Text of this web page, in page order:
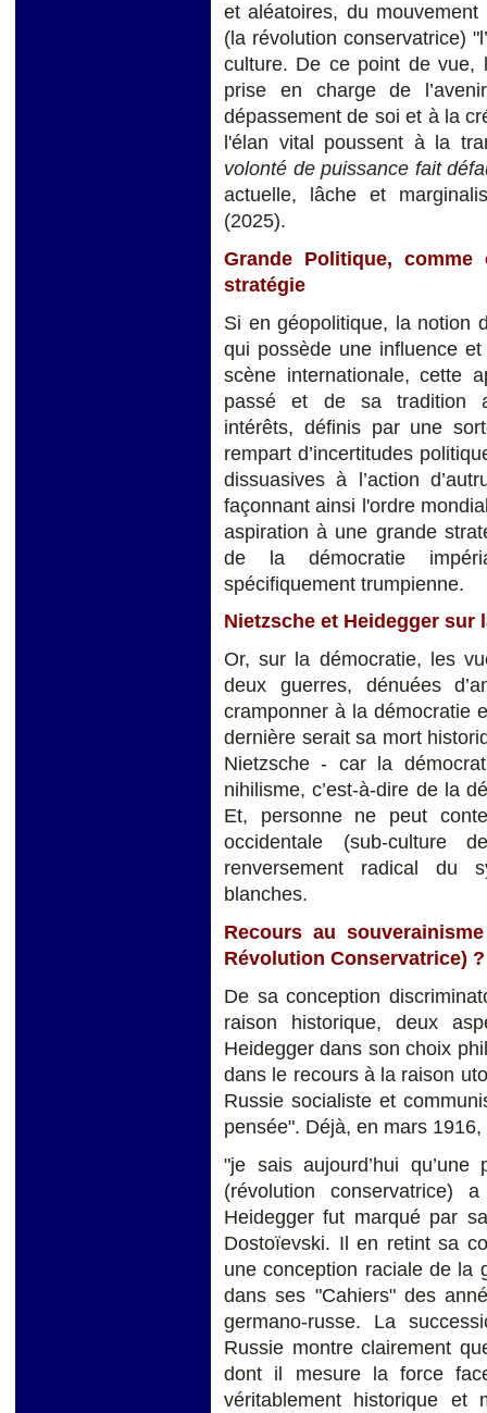
et aléatoires, du
(la révolution conservatrice)
culture. De ce point de vue,
prise en charge de
dépassement de soi et à la
l'élan vital poussent à la
volonté de puissance fait
actuelle, lâche et
(2025).
Grande Politique, comme
stratégie
Si en géopolitique, la notion
qui possède une influence
scène internationale, cette
passé et de sa tradition
intérêts, définis par une
rempart d’incertitudes
dissuasives à l’action
façonnant ainsi l'ordre
aspiration à une grande
de la démocratie
spécifiquement trumpienne.
Nietzsche et Heidegger sur
Or, sur la démocratie, les
deux guerres, dénuées
cramponner à la démocratie
dernière serait sa mort
Nietzsche - car la
nihilisme, c’est-à-dire de la
Et, personne ne peut
occidentale (sub-culture
renversement radical du
blanches.
Recours au
Révolution Conservatrice) ?
De sa conception
raison historique, deux
Heidegger dans son choix
dans le recours à la raison
Russie socialiste et
pensée". Déjà, en mars
"je sais aujourd’hui
(révolution conservatrice)
Heidegger fut marqué par
Dostoïevski. Il en retint sa
une conception raciale de la
dans ses "Cahiers" des
germano-russe. La
Russie montre clairement
dont il mesure la force
véritablement historique